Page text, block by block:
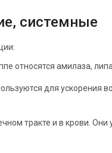
системные
относятся амилаза,
для ускорения
тракте и в крови.